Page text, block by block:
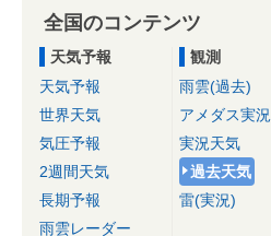
全国のコンテンツ
天気予報
天気予報
世界天気
気圧予報
2週間天気
長期予報
雨雲レーダー
観測
雨雲(過去)
アメダス実況
実況天気
過去天気
雷(実況)